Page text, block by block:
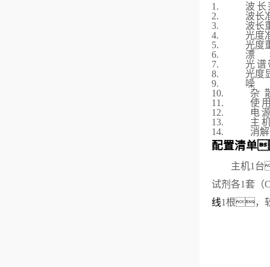
1.
波长
2.
波长
3.
波长
4.
光
5.
光度
6.
漂
7.
光谱
8.
光度
9.
噪
10.
杂
11.
使
12.
电
13.
主
14.
消
配置清单
主机1
试剂各1套 （
线1根，